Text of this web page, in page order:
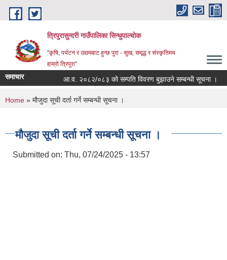
Skip to main content
त्रिपुरासुन्दरी गाउँपालिका सिन्धुपाल्चाेक
"कृषि, पर्यटन र उद्यमबाट हुन्छ पुरा - सुख, समृद्ध र संस्कृतिमय
हाम्रो त्रिपुरा"
समाचार आ.व. २०८२/०८३ को सम्पति विवरण बुझाउने सम्बन्धी सूचना ।
You are here
Home » मौजुदा सूची दर्ता गर्ने सम्बन्धी सूचना ।
मौजुदा सूची दर्ता गर्ने सम्बन्धी सूचना ।
Submitted on: Thu, 07/24/2025 - 13:57